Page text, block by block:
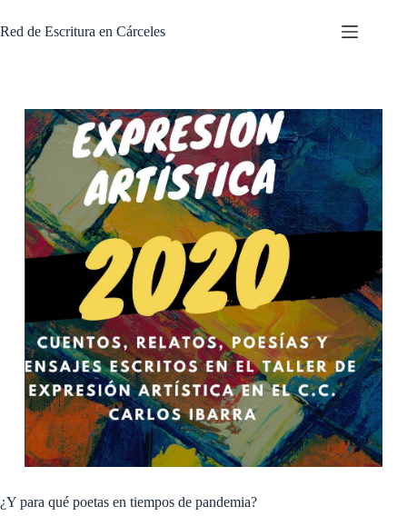
to
content
Red de Escritura en Cárceles
¿Y para qué poetas en tiempos de pandemia?